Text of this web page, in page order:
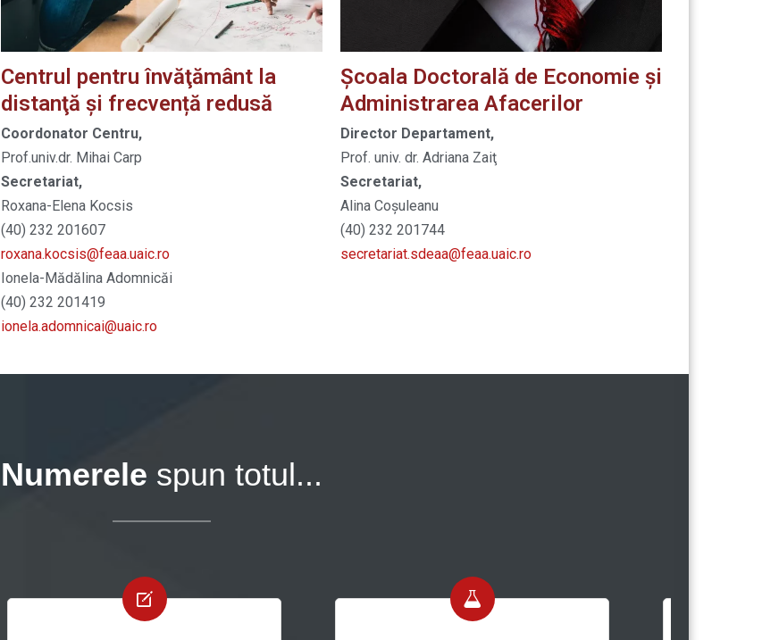
Centrul pentru învăţământ la
distanţă și frecvență redusă
Coordonator Centru,
Prof.univ.dr. Mihai Carp
Secretariat,
Roxana-Elena Kocsis
(40) 232 201607
roxana.kocsis@feaa.uaic.ro
Ionela-Mădălina Adomnicăi
(40) 232 201419
ionela.adomnicai@uaic.ro
Şcoala Doctorală de Economie şi
Administrarea Afacerilor
Director Departament,
Prof. univ. dr. Adriana Zaiţ
Secretariat,
Alina Coșuleanu
(40) 232 201744
secretariat.sdeaa@feaa.uaic.ro
Numerele spun totul...